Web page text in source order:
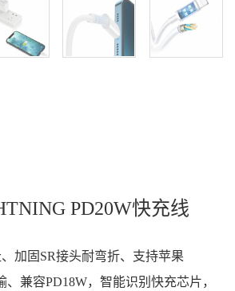
PD20W快充线
加固SR接头耐弯折、支持苹果
、兼容PD18W，智能识别快充芯片，